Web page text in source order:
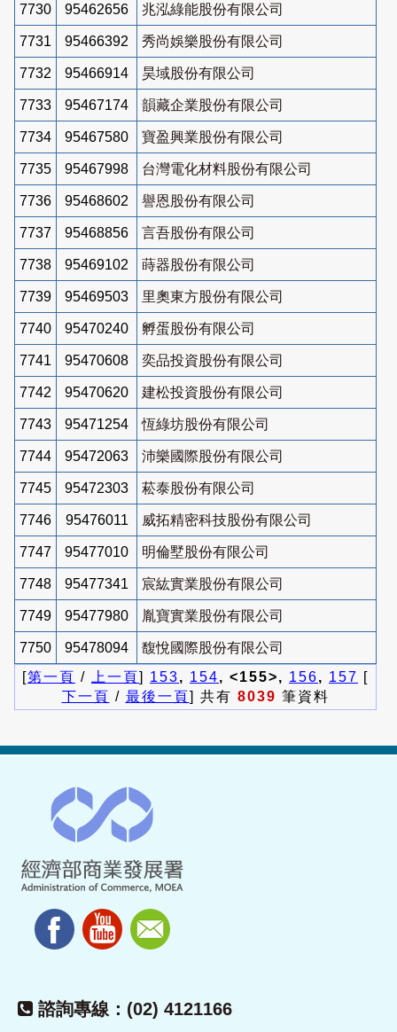
7730 95462656 兆泓綠能股份有限公司
7731 95466392 秀尚娛樂股份有限公司
7732 95466914 昊域股份有限公司
7733 95467174 韻藏企業股份有限公司
7734 95467580 寶盈興業股份有限公司
7735 95467998 台灣電化材料股份有限公司
7736 95468602 譽恩股份有限公司
7737 95468856 言吾股份有限公司
7738 95469102 蒔器股份有限公司
7739 95469503 里奧東方股份有限公司
7740 95470240 孵蛋股份有限公司
7741 95470608 奕品投資股份有限公司
7742 95470620 建松投資股份有限公司
7743 95471254 恆綠坊股份有限公司
7744 95472063 沛樂國際股份有限公司
7745 95472303 菘泰股份有限公司
7746 95476011 威拓精密科技股份有限公司
7747 95477010 明倫墅股份有限公司
7748 95477341 宸紘實業股份有限公司
7749 95477980 胤寶實業股份有限公司
7750 95478094
馥悅國際股份有限公司
[第一頁 / 上一頁] 153, 154, <155>, 156, 157 [
下一頁 / 最後一頁] 共有 8039 筆資料
諮詢專線：(02) 4121166